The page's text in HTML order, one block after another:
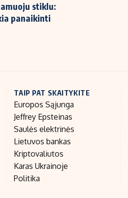
stiklu:
panaikinti
TAIP PAT SKAITYKITE
Europos Sąjunga
Jeffrey Epsteinas
Saulės elektrinės
Lietuvos bankas
Kriptovaliutos
Karas Ukrainoje
Politika